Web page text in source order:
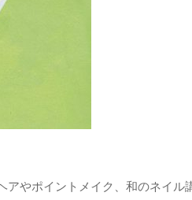
アやポイントメイク、和のネイル